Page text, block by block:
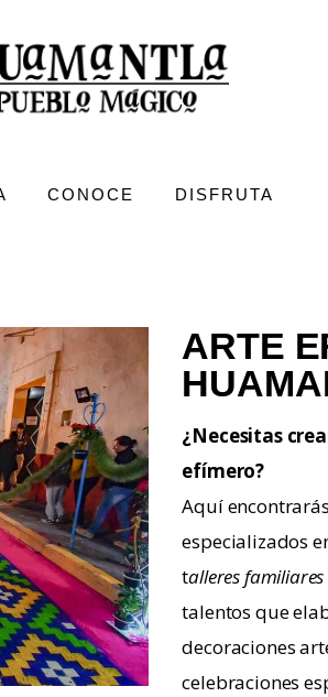
CONOCE DISFRUTA
ARTE
¿Necesitas
efímero?
Aquí
especializados
talleres
talentos que
decoraciones
celebraciones